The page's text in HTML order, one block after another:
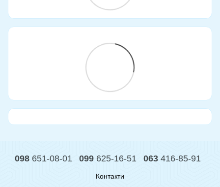
098 651-08-01 099 625-16-51 063 416-85-91
Контакти